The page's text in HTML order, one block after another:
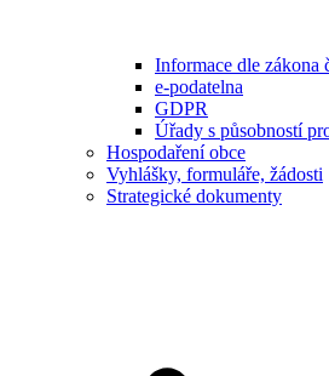
Informace dle zákona
e-podatelna
GDPR
Úřady s působností
Hospodaření obce
Vyhlášky, formuláře, žádosti
Strategické dokumenty